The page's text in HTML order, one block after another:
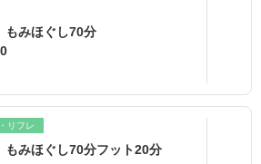
もみほぐし70分
リフレ
もみほぐし70分フット20分